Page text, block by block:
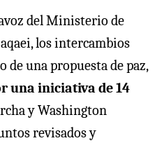
del Ministerio de
los intercambios
de una propuesta de paz,
una iniciativa de 14
y Washington
revisados y